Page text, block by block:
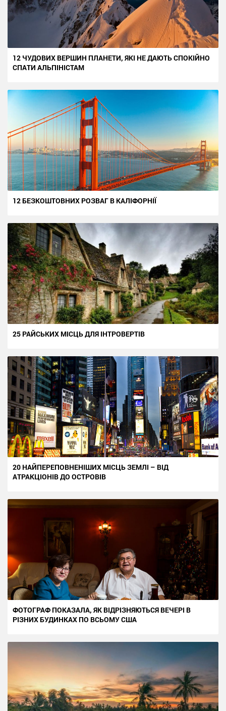
12 ЧУДОВИХ ВЕРШИН ПЛАНЕТИ, ЯКІ НЕ ДАЮТЬ СПОКІЙНО
СПАТИ АЛЬПІНІСТАМ
12 БЕЗКОШТОВНИХ РОЗВАГ В КАЛІФОРНІЇ
25 РАЙСЬКИХ МІСЦЬ ДЛЯ ІНТРОВЕРТІВ
20 НАЙПЕРЕПОВНЕНІШИХ МІСЦЬ ЗЕМЛІ – ВІД
АТРАКЦІОНІВ ДО ОСТРОВІВ
ФОТОГРАФ ПОКАЗАЛА, ЯК ВІДРІЗНЯЮТЬСЯ ВЕЧЕРІ В
РІЗНИХ БУДИНКАХ ПО ВСЬОМУ США